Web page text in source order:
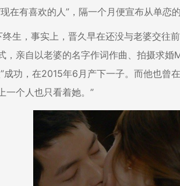
在有喜欢的人”，隔一个月便宣布从单恋
生，事实上，晋久早在还没与老婆交往
，亲自以老婆的名字作词作曲、拍摄求婚
成功，在2015年6月产下一子。而他也曾
一个人也只看着她。”